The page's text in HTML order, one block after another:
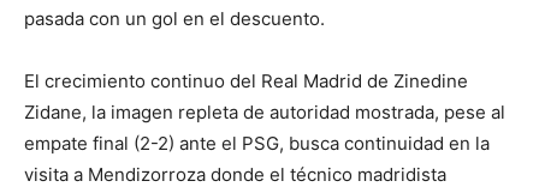
pasada con un gol en el descuento.
El crecimiento continuo del Real Madrid de Zinedine
Zidane, la imagen repleta de autoridad mostrada, pese al
empate final (2-2) ante el PSG, busca continuidad en la
visita a Mendizorroza donde el técnico madridista